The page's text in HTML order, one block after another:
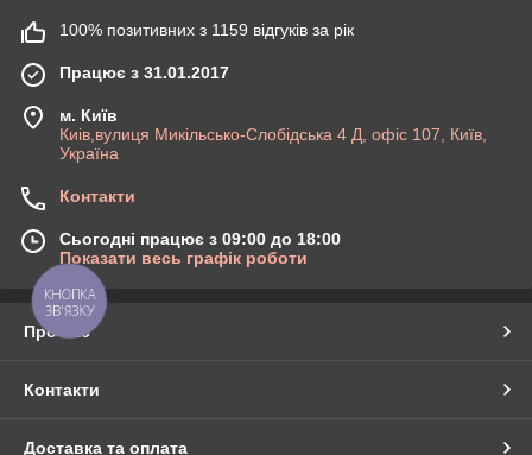
100% позитивних з 1159 відгуків за рік
Працює з 31.01.2017
м. Київ
Киів,вулиця Микільсько-Слобідська 4 Д, офіс 107, Київ,
Україна
Контакти
Сьогодні працює з 09:00 до 18:00
Показати весь графік роботи
Про нас
Контакти
Доставка та оплата
КНОПКА
ЗВ'ЯЗКУ